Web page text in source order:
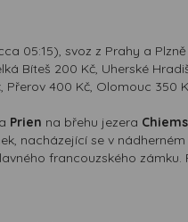
05:15), svoz z Prahy a
Bíteš 200 Kč, Uherské
Přerov 400 Kč, Olomouc
Prien na břehu jezera
nacházející se v
francouzského